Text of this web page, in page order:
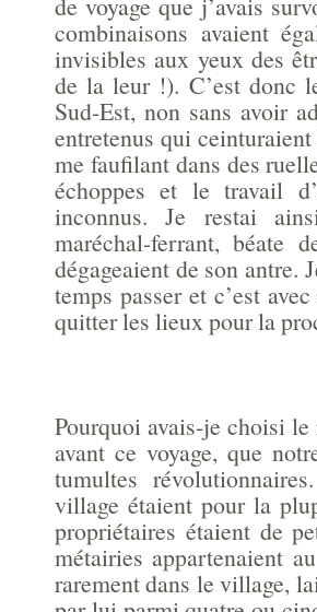
combinaisons avaient
invisibles aux yeux des
de la leur !). C’est donc
Sud-Est, non sans avoir
entretenus qui
me faufilant dans des
échoppes et le travail
inconnus. Je restai
maréchal-ferrant, béate
dégageaient de son antre.
temps passer et c’est
quitter les lieux pour la
Pourquoi avais-je choisi le
avant ce voyage, que
tumultes
village étaient pour la
propriétaires étaient de
métairies appartenaient
rarement dans le village,